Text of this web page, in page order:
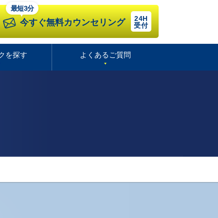
最短3分
今すぐ無料カウンセリング
24H
受付
を探す よくあるご質問